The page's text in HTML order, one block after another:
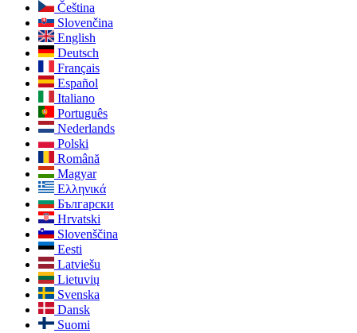
Čeština
Slovenčina
English
Deutsch
Français
Español
Italiano
Português
Nederlands
Polski
Română
Magyar
Ελληνικά
Български
Hrvatski
Slovenščina
Eesti
Latviešu
Lietuvių
Svenska
Dansk
Suomi